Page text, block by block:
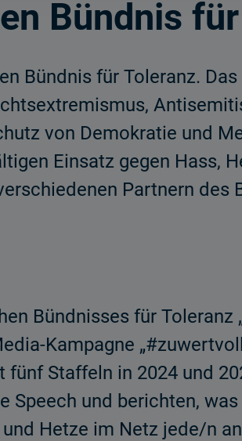
Bündnis
Bündnis für Toleranz.
von Demokratie und
Einsatz gegen Hass,
Partnern des
Bündnisses für Toleranz
Kampagne
Staffeln in 2024 und
und berichten,
Hetze im Netz jede/n